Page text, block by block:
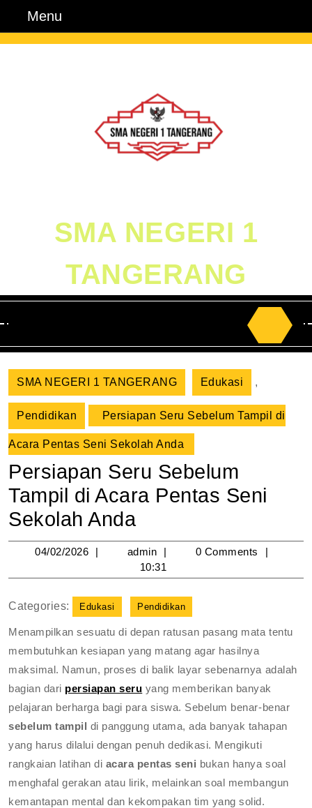
Menu
SMA NEGERI 1
TANGERANG
for:
SMA NEGERI 1 TANGERANG Edukasi ,
Pendidikan Persiapan Seru Sebelum Tampil di
Acara Pentas Seni Sekolah Anda
Persiapan Seru Sebelum
Tampil di Acara Pentas Seni
Sekolah Anda
04/02/2026 04/02/2026
admin admin0 Comments
10:31
Categories: Edukasi Pendidikan
Menampilkan sesuatu di depan ratusan pasang mata tentu
membutuhkan kesiapan yang matang agar hasilnya
maksimal. Namun, proses di balik layar sebenarnya adalah
bagian dari persiapan seru yang memberikan banyak
pelajaran berharga bagi para siswa. Sebelum benar-benar
sebelum tampil di panggung utama, ada banyak tahapan
yang harus dilalui dengan penuh dedikasi. Mengikuti
rangkaian latihan di acara pentas seni bukan hanya soal
menghafal gerakan atau lirik, melainkan soal membangun
kemantapan mental dan kekompakan tim yang solid.